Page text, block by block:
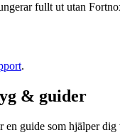
fullt ut utan
.
& guider
en guide som hjälper dig